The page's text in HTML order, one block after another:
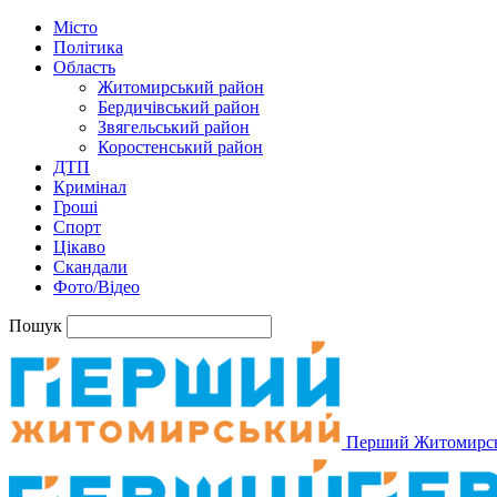
Місто
Політика
Область
Житомирський район
Бердичівський район
Звягельський район
Коростенський район
ДТП
Кримінал
Гроші
Спорт
Цікаво
Скандали
Фото/Відео
Пошук
Перший